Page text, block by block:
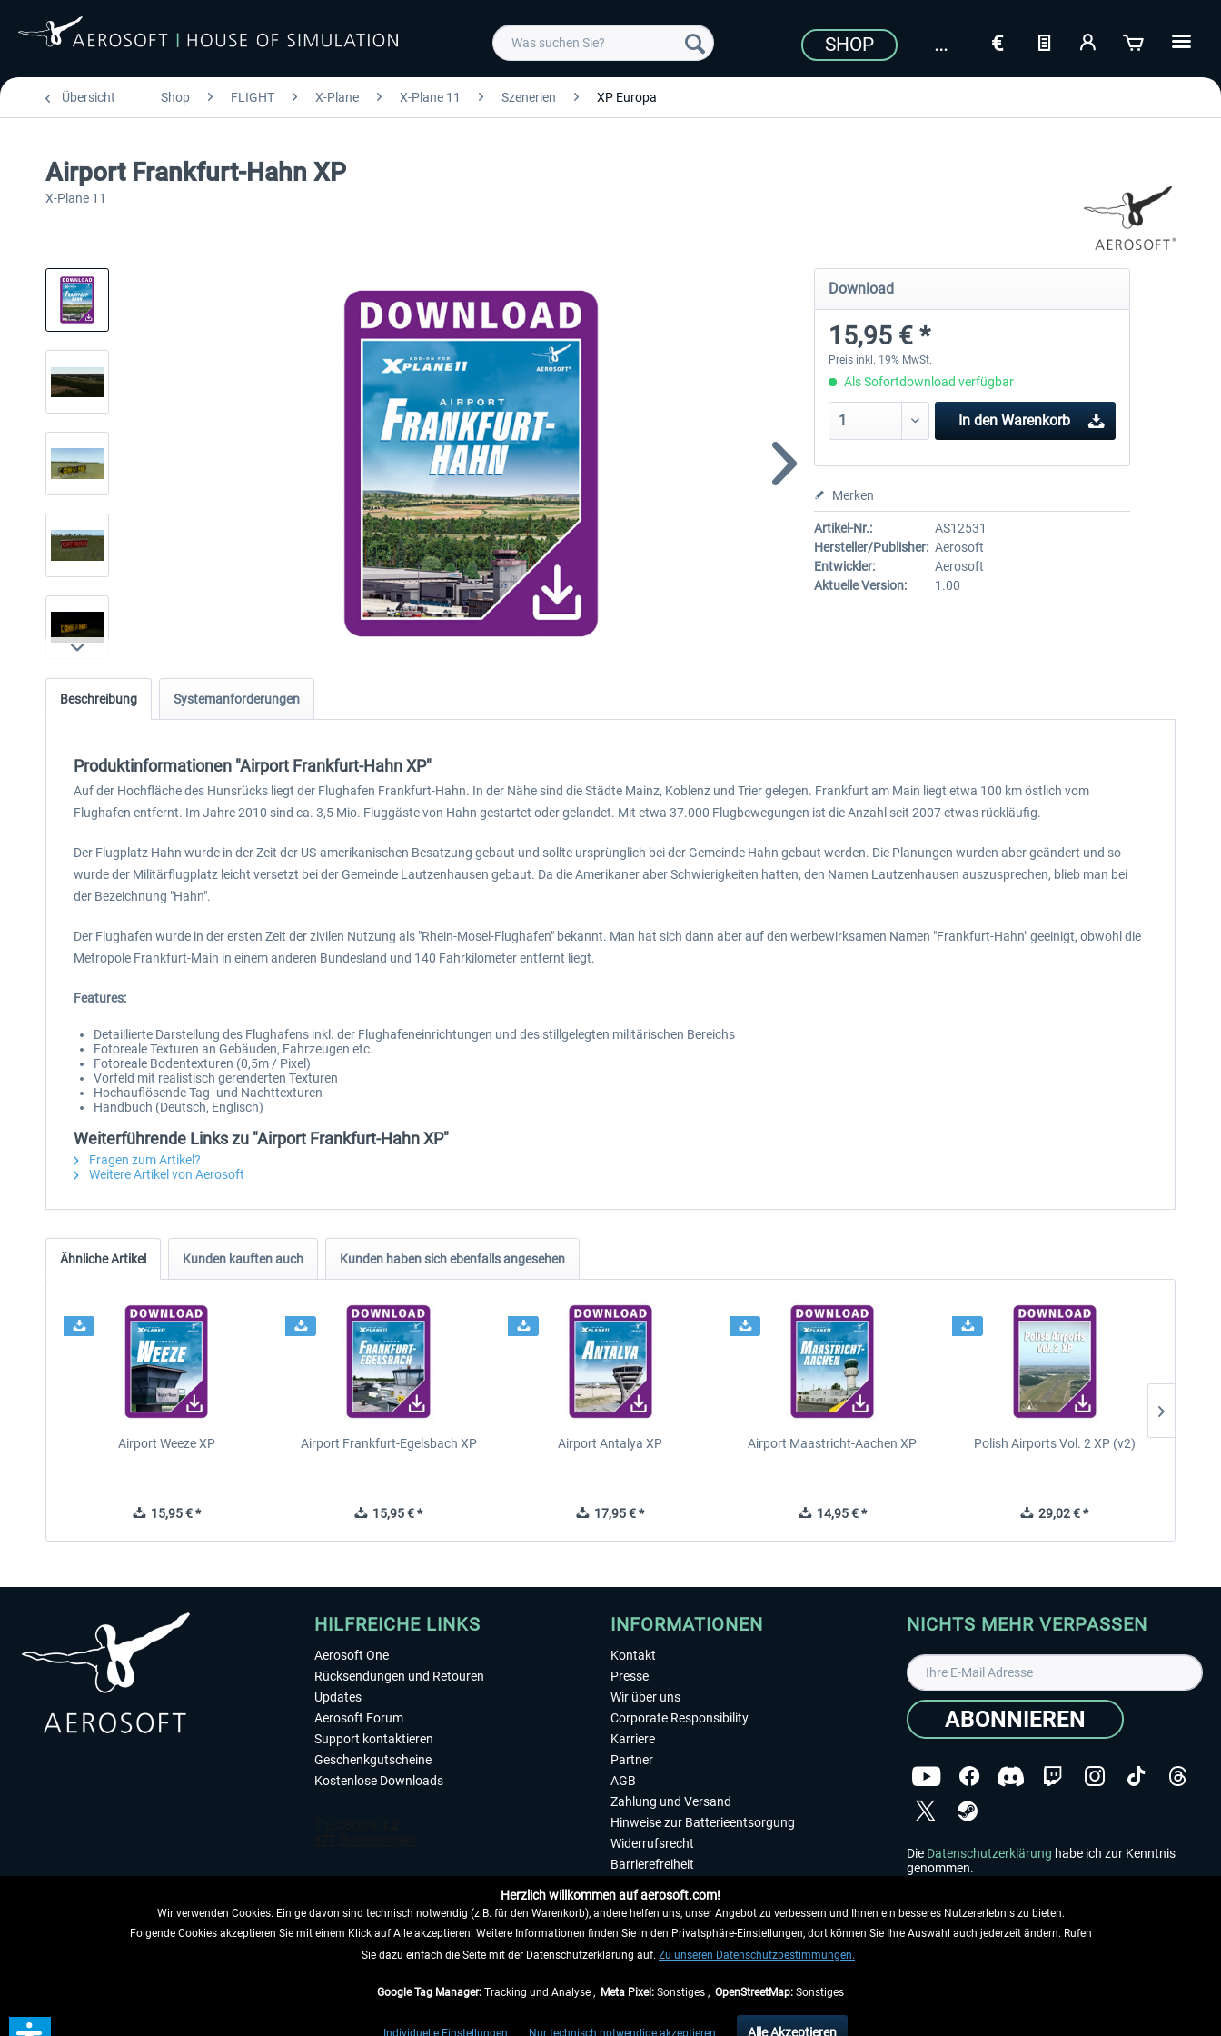
SHOP
Übersicht Shop FLIGHT X-Plane X-Plane 11 Szenerien XP Europa
Airport Frankfurt-Hahn XP
X-Plane 11
Download
15,95 € *
Preis inkl. 19% MwSt.
Als Sofortdownload verfügbar
In den Warenkorb
Merken
Artikel-Nr.:
AS12531
Hersteller/Publisher: Aerosoft
Entwickler:
Aerosoft
Aktuelle Version:
1.00
Beschreibung Systemanforderungen
Produktinformationen "Airport Frankfurt-Hahn XP"
Auf der Hochfläche des Hunsrücks liegt der Flughafen Frankfurt-Hahn. In der Nähe sind die Städte Mainz, Koblenz und Trier gelegen. Frankfurt am Main liegt etwa 100 km östlich vom
Flughafen entfernt. Im Jahre 2010 sind ca. 3,5 Mio. Fluggäste von Hahn gestartet oder gelandet. Mit etwa 37.000 Flugbewegungen ist die Anzahl seit 2007 etwas rückläufig.
Der Flugplatz Hahn wurde in der Zeit der US-amerikanischen Besatzung gebaut und sollte ursprünglich bei der Gemeinde Hahn gebaut werden. Die Planungen wurden aber geändert und so
wurde der Militärflugplatz leicht versetzt bei der Gemeinde Lautzenhausen gebaut. Da die Amerikaner aber Schwierigkeiten hatten, den Namen Lautzenhausen auszusprechen, blieb man bei
der Bezeichnung "Hahn".
Der Flughafen wurde in der ersten Zeit der zivilen Nutzung als "Rhein-Mosel-Flughafen" bekannt. Man hat sich dann aber auf den werbewirksamen Namen "Frankfurt-Hahn" geeinigt, obwohl die
Metropole Frankfurt-Main in einem anderen Bundesland und 140 Fahrkilometer entfernt liegt.
Features:
Detaillierte Darstellung des Flughafens inkl. der Flughafeneinrichtungen und des stillgelegten militärischen Bereichs
Fotoreale Texturen an Gebäuden, Fahrzeugen etc.
Fotoreale Bodentexturen (0,5m / Pixel)
Vorfeld mit realistisch gerenderten Texturen
Hochauflösende Tag- und Nachttexturen
Handbuch (Deutsch, Englisch)
Weiterführende Links zu "Airport Frankfurt-Hahn XP"
Fragen zum Artikel?
Weitere Artikel von Aerosoft
Ähnliche Artikel Kunden kauften auch Kunden haben sich ebenfalls angesehen
Airport Weeze XP
15,95 € *
Airport Frankfurt-Egelsbach XP
15,95 € *
Airport Antalya XP
17,95 € *
Airport Maastricht-Aachen XP
14,95 € *
Polish Airports Vol. 2 XP (v2)
29,02 € *
HILFREICHE LINKS
Aerosoft One
Rücksendungen und Retouren
Updates
Aerosoft Forum
Support kontaktieren
Geschenkgutscheine
Kostenlose Downloads
VERTRAG WIDERRUFEN
INFORMATIONEN
Kontakt
Presse
Wir über uns
Corporate Responsibility
Karriere
Partner
AGB
Zahlung und Versand
Hinweise zur Batterieentsorgung
Widerrufsrecht
Barrierefreiheit
Impressum
NICHTS MEHR VERPASSEN
ABONNIEREN
Die Datenschutzerklärung habe ich zur Kenntnis
genommen.
, wenn nicht anders beschrieben.
Herzlich willkommen auf aerosoft.com!
Wir verwenden Cookies. Einige davon sind technisch notwendig (z.B. für den Warenkorb), andere helfen uns, unser Angebot zu verbessern und Ihnen ein besseres Nutzererlebnis zu bieten.
Folgende Cookies akzeptieren Sie mit einem Klick auf Alle akzeptieren. Weitere Informationen finden Sie in den Privatsphäre-Einstellungen, dort können Sie Ihre Auswahl auch jederzeit ändern. Rufen
Sie dazu einfach die Seite mit der Datenschutzerklärung auf. Zu unseren Datenschutzbestimmungen.
Google Tag Manager: Tracking und Analyse , Meta Pixel: Sonstiges , OpenStreetMap: Sonstiges
Individuelle Einstellungen Nur technisch notwendige akzeptieren Alle Akzeptieren